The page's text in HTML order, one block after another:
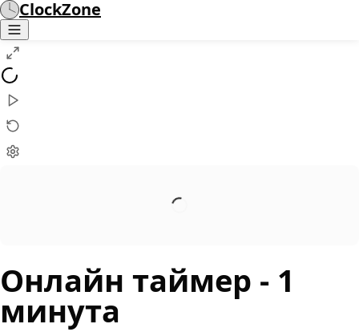
ClockZone
Онлайн таймер - 1
минута